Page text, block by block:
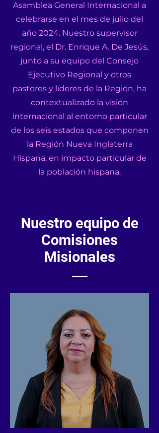
Asamblea General Internacional a
celebrarse en el mes de julio del
año 2024. Nuestro supervisor
regional, el Dr. Enrique A. De Jesús,
junto a su equipo del Consejo
Ejecutivo Regional y otros
pastores y líderes de la Región, ha
contextualizado la visión
internacional al entorno particular
de los seis estados que componen
la Región Nueva Inglaterra
Hispana, en impacto particular de
la población hispana.
Nuestro equipo de
Comisiones
Misionales